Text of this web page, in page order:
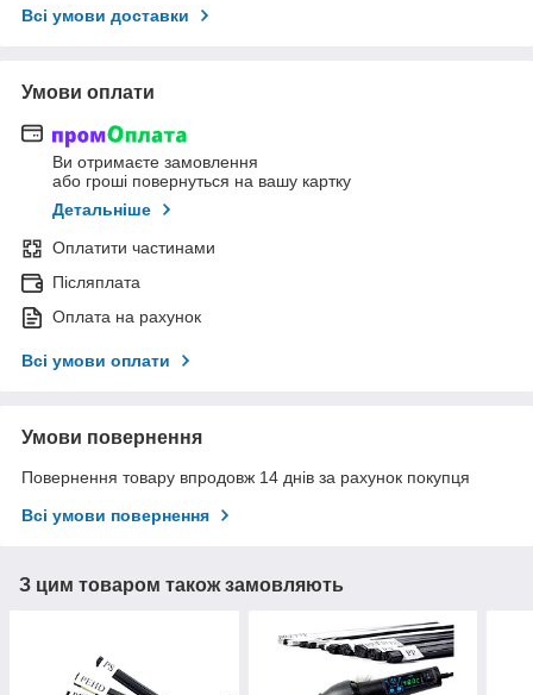
Всі умови доставки
Умови оплати
Ви отримаєте замовлення
або гроші повернуться на вашу картку
Детальніше
Оплатити частинами
Післяплата
Оплата на рахунок
Всі умови оплати
Умови повернення
Повернення товару впродовж 14 днів за рахунок покупця
Всі умови повернення
З цим товаром також замовляють